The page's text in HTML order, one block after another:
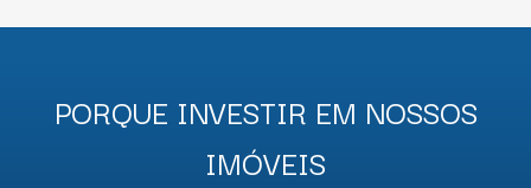
PORQUE INVESTIR EM NOSSOS
IMÓVEIS